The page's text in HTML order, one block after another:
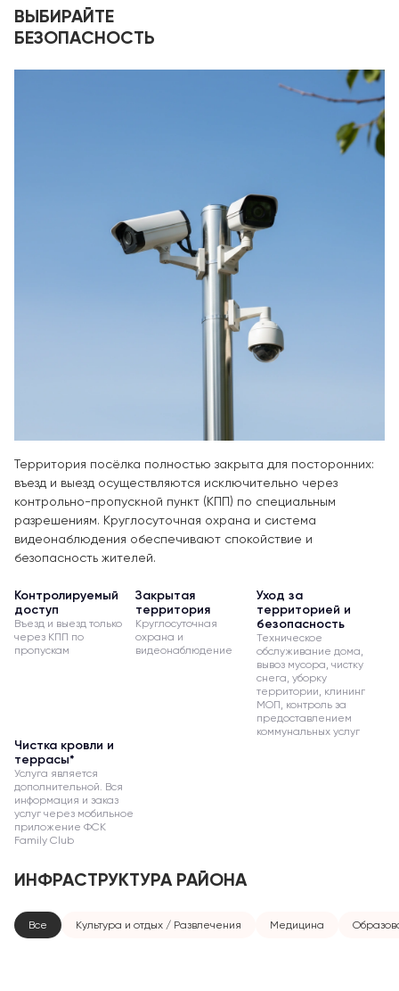
ВЫБИРАЙТЕ
БЕЗОПАСНОСТЬ
Территория посёлка полностью закрыта для посторонних:
въезд и выезд осуществляются исключительно через
контрольно-пропускной пункт (КПП) по специальным
разрешениям. Круглосуточная охрана и система
видеонаблюдения обеспечивают спокойствие и
безопасность жителей.
Контролируемый
доступ
Въезд и выезд только
через КПП по
пропускам
Закрытая
территория
Круглосуточная
охрана и
видеонаблюдение
Уход за
территорией и
безопасность
Техническое
обслуживание дома,
вывоз мусора, чистку
снега, уборку
территории, клининг
МОП, контроль за
предоставлением
коммунальных услуг
Чистка кровли и
террасы*
Услуга является
дополнительной. Вся
информация и заказ
услуг через мобильное
приложение ФСК
Family Club
ИНФРАСТРУКТУРА РАЙОНА
Все Культура и отдых / Развлечения Медицина